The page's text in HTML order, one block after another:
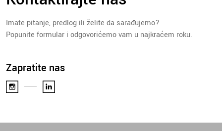
Imate pitanje, predlog ili želite da sarađujemo?
Popunite formular i odgovorićemo vam u najkraćem roku.
Zapratite nas